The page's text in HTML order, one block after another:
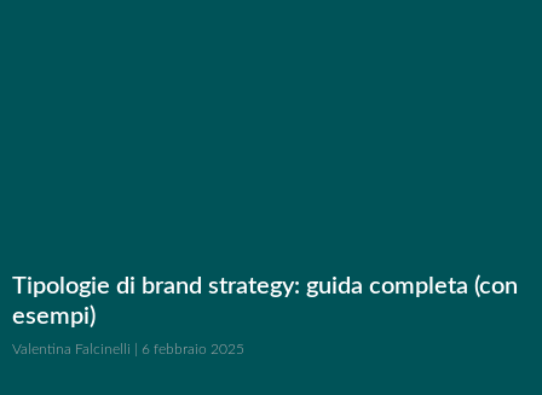
Tipologie di brand strategy: guida completa (con
esempi)
Valentina Falcinelli 6 febbraio 2025